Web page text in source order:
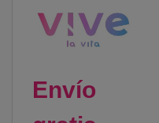
Envío